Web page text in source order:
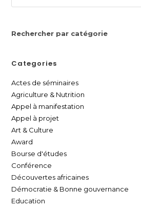
Rechercher par catégorie
Categories
Actes de séminaires
Agriculture & Nutrition
Appel à manifestation
Appel à projet
Art & Culture
Award
Bourse d'études
Conférence
Découvertes africaines
Démocratie & Bonne gouvernance
Education